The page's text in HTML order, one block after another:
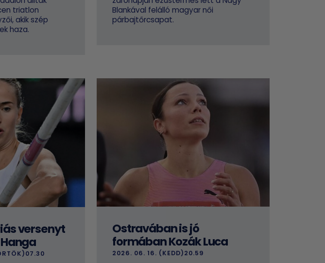
triatlon
akik szép
haza.
Blankával felálló magyar női
párbajtőrcsapat.
versenyt
Ostravában is jó
formában Kozák Luca
2026. 06. 16. (KEDD)20.59